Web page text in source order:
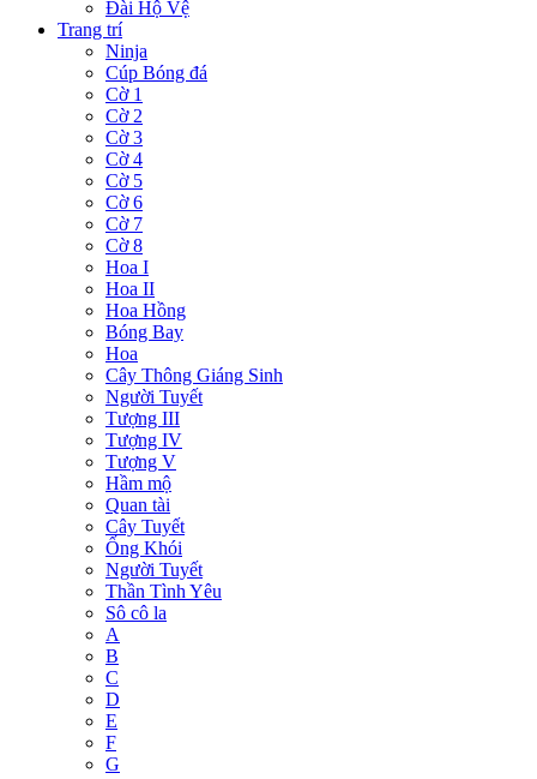
Đài Hộ Vệ
Trang trí
Ninja
Cúp Bóng đá
Cờ 1
Cờ 2
Cờ 3
Cờ 4
Cờ 5
Cờ 6
Cờ 7
Cờ 8
Hoa I
Hoa II
Hoa Hồng
Bóng Bay
Hoa
Cây Thông Giáng Sinh
Người Tuyết
Tượng III
Tượng IV
Tượng V
Hầm mộ
Quan tài
Cây Tuyết
Ống Khói
Người Tuyết
Thần Tình Yêu
Sô cô la
A
B
C
D
E
F
G